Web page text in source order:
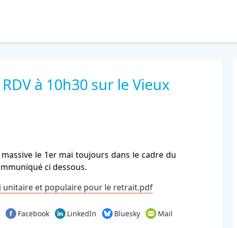
à 10h30 sur le Vieux
le 1er mai toujours dans le cadre du
ci dessous.
unitaire et populaire pour le retrait.pdf
Facebook LinkedIn Bluesky Mail